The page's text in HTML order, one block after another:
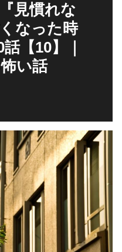
見慣れな
なった時
【10】｜
い話